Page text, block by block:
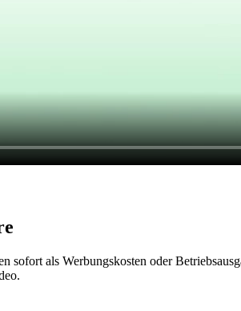
als Werbungskosten oder